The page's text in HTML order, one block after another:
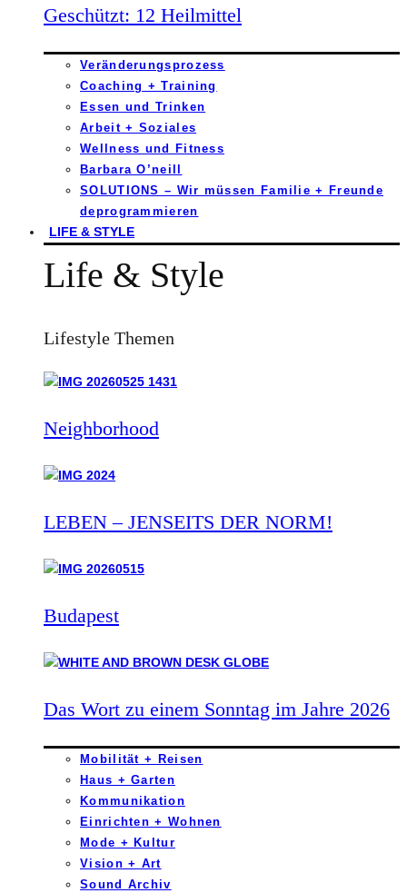
Geschützt: 12 Heilmittel
Veränderungsprozess
Coaching + Training
Essen und Trinken
Arbeit + Soziales
Wellness und Fitness
Barbara O’neill
SOLUTIONS – Wir müssen Familie + Freunde
deprogrammieren
LIFE & STYLE
Life & Style
Lifestyle Themen
Neighborhood
LEBEN – JENSEITS DER NORM!
Budapest
Das Wort zu einem Sonntag im Jahre 2026
Mobilität + Reisen
Haus + Garten
Kommunikation
Einrichten + Wohnen
Mode + Kultur
Vision + Art
Sound Archiv